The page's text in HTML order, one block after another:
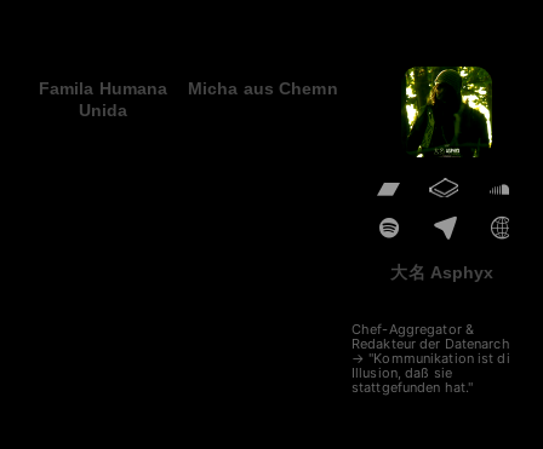
Famila Humana
Unida
Micha aus Chemnitz
大名 Asphyx
Chef-Aggregator &
Redakteur der Datenarche
→ "Kommunikation ist die
Illusion, daß sie
stattgefunden hat."